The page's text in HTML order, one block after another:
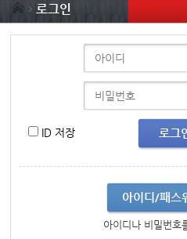
로그인
로그인
ID 저장
아이디/패스
아이디나 비밀번호